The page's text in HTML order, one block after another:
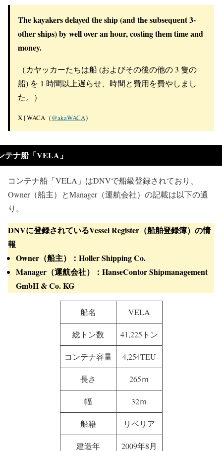
The kayakers delayed the ship (and the subsequent 3-
other ships) by well over an hour, costing them time and
money.
（カヤッカーたちは船 (およびその後の他の 3 隻の
船) を 1 時間以上遅らせ、時間と費用を費やしまし
た。）
X | WACA（@akaWACA）
テナ船「VELA」
コンテナ船「VELA」はDNVで船級登録されており、
Owner（船主）とManager（運航会社）の記載は以下の通
り。
DNVに登録されているVessel Register（船舶登録簿）の情
報
Owner（船主）：Holler Shipping Co.
Manager（運航会社）：HanseContor Shipmanagement
GmbH & Co. KG
船名 VELA
総トン数 41,225トン
コンテナ容量 4,254TEU
長さ 265ｍ
幅 32ｍ
船籍 リベリア
建造年 2009年8月